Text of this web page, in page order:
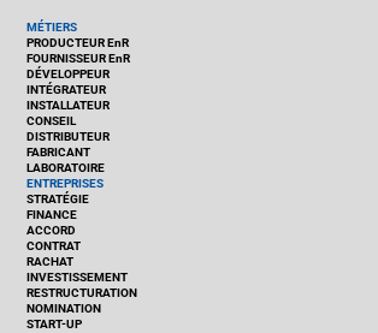
MÉTIERS
PRODUCTEUR EnR
FOURNISSEUR EnR
DÉVELOPPEUR
INTÉGRATEUR
INSTALLATEUR
CONSEIL
DISTRIBUTEUR
FABRICANT
LABORATOIRE
ENTREPRISES
STRATÉGIE
FINANCE
ACCORD
CONTRAT
RACHAT
INVESTISSEMENT
RESTRUCTURATION
NOMINATION
START-UP